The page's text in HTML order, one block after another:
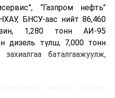
“Газпром нефть”
БНСУ-аас нийт 86,460
1,280 тонн АИ-95
дизель түлш, 7,000 тонн
баталгаажуулж,